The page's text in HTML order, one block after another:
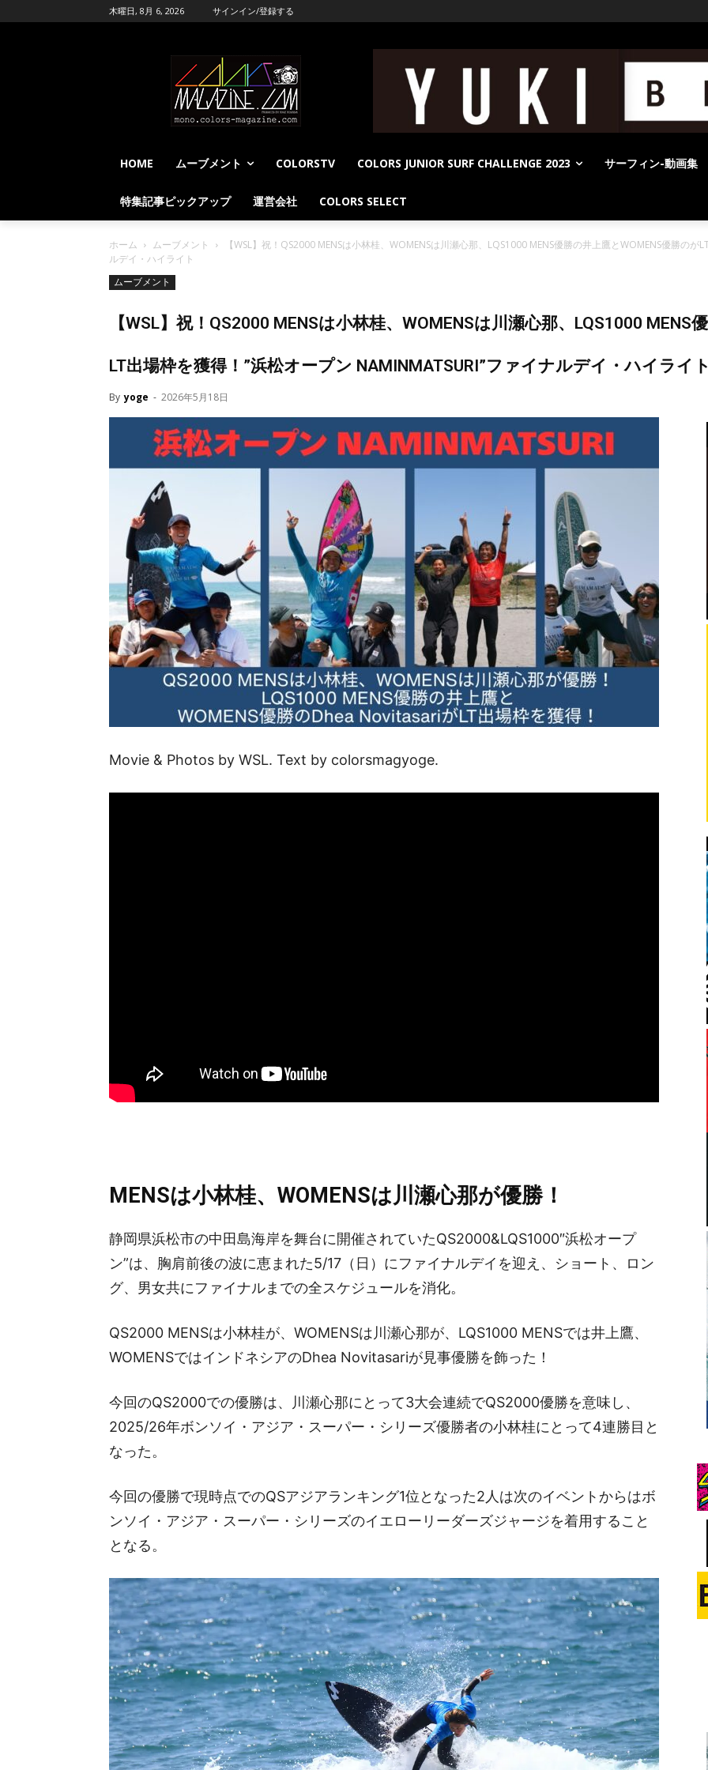
木曜日, 8月 6, 2026 サインイン/登録する
HOME ムーブメント COLORSTV COLORS JUNIOR SURF CHALLENGE 2023 サーフィン-動画集
特集記事ピックアップ 運営会社 COLORS SELECT
ホーム ムーブメント
【WSL】祝！QS2000 MENSは小林桂、WOMENSは川瀬心那、LQS1000 MENS優勝の井上鷹とWOMENS優勝の
ルデイ・ハイライト
ムーブメント
【WSL】祝！QS2000 MENSは小林桂、WOMENSは川瀬心那、LQS1000 MENS
LT出場枠を獲得！”浜松オープン NAMINMATSURI”ファイナルデイ・ハイライ
By yoge - 2026年5月18日
Movie & Photos by WSL. Text by colorsmagyoge.
MENSは小林桂、WOMENSは川瀬心那が優勝！
静岡県浜松市の中田島海岸を舞台に開催されていたQS2000&LQS1000″浜松オープ
ン”は、胸肩前後の波に恵まれた5/17（日）にファイナルデイを迎え、ショート、ロン
グ、男女共にファイナルまでの全スケジュールを消化。
QS2000 MENSは小林桂が、WOMENSは川瀬心那が、LQS1000 MENSでは井上鷹、
WOMENSではインドネシアのDhea Novitasariが見事優勝を飾った！
今回のQS2000での優勝は、川瀬心那にとって3大会連続でQS2000優勝を意味し、
2025/26年ボンソイ・アジア・スーパー・シリーズ優勝者の小林桂にとって4連勝目と
なった。
今回の優勝で現時点でのQSアジアランキング1位となった2人は次のイベントからはボ
ンソイ・アジア・スーパー・シリーズのイエローリーダーズジャージを着用すること
となる。